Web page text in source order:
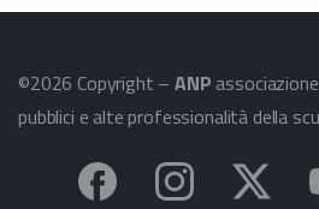
©2026 Copyright –ANP
pubblici e alte professionalità della